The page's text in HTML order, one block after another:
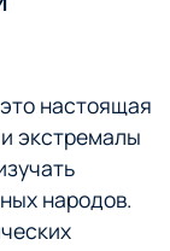
настоящая
экстремалы
народов.